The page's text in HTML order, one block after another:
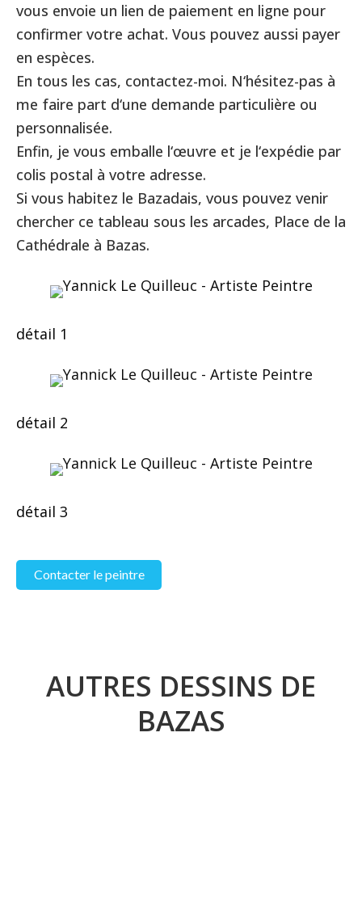
vous envoie un lien de paiement en ligne pour
confirmer votre achat. Vous pouvez aussi payer
en espèces.
En tous les cas, contactez-moi. N‘hésitez-pas à
me faire part d‘une demande particulière ou
personnalisée.
Enfin, je vous emballe l‘œuvre et je l‘expédie par
colis postal à votre adresse.
Si vous habitez le Bazadais, vous pouvez venir
chercher ce tableau sous les arcades, Place de la
Cathédrale à Bazas.
détail 1
détail 2
détail 3
Contacter le peintre
AUTRES DESSINS DE
BAZAS